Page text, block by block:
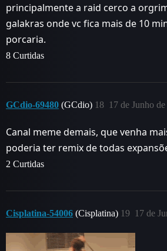
principalmente a raid cerco a
galakras onde vc fica mais de 10
porcaria.
8 Curtidas
GCdio-69480 (GCdio) 17 de Junho
18
Canal meme demais, que venha
poderia ter remix de todas
2 Curtidas
Cisplatina-54006 (Cisplatina) 17 de
19